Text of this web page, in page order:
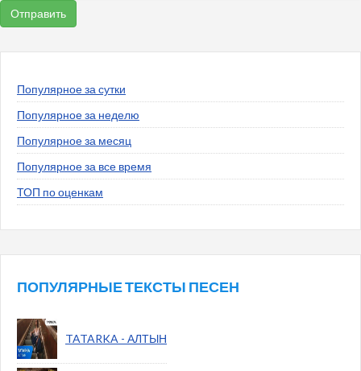
Популярное за сутки
Популярное за неделю
Популярное за месяц
Популярное за все время
ТОП по оценкам
ПОПУЛЯРНЫЕ ТЕКСТЫ ПЕСЕН
TATARKA - АЛТЫН